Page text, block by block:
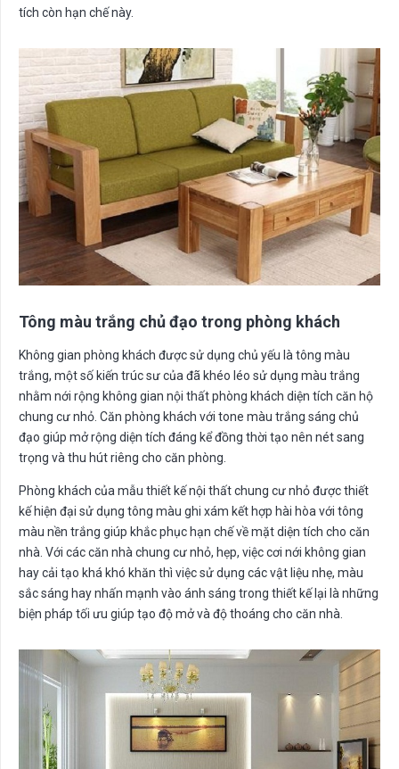
tích còn hạn chế này.
Tông màu trắng chủ đạo trong phòng khách
Không gian phòng khách được sử dụng chủ yếu là tông màu
trắng, một số kiến trúc sư của đã khéo léo sử dụng màu trắng
nhằm nới rộng không gian nội thất phòng khách diện tích căn hộ
chung cư nhỏ. Căn phòng khách với tone màu trắng sáng chủ
đạo giúp mở rộng diện tích đáng kể đồng thời tạo nên nét sang
trọng và thu hút riêng cho căn phòng.
Phòng khách của mẫu thiết kế nội thất chung cư nhỏ được thiết
kế hiện đại sử dụng tông màu ghi xám kết hợp hài hòa với tông
màu nền trắng giúp khắc phục hạn chế về mặt diện tích cho căn
nhà. Với các căn nhà chung cư nhỏ, hẹp, việc cơi nới không gian
hay cải tạo khá khó khăn thì việc sử dụng các vật liệu nhẹ, màu
sắc sáng hay nhấn mạnh vào ánh sáng trong thiết kế lại là những
biện pháp tối ưu giúp tạo độ mở và độ thoáng cho căn nhà.